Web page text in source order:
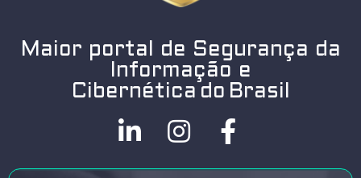
Maior portal de Segurança da
Informação e
Cibernética do Brasil